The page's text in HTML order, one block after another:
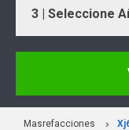
3 | Seleccione
Masrefacciones